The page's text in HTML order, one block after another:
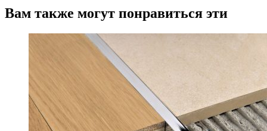
Вам также могут понравиться эти